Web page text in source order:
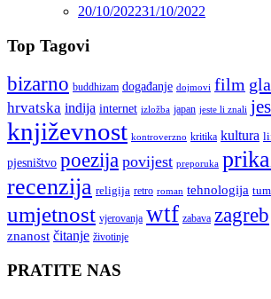
20/10/202231/10/2022
Top Tagovi
bizarno buddhizam događanje dojmovi film
hrvatska indija internet izložba japan jeste li znali
književnost kontroverzno kritika kultura
pjesništvo poezija povijest preporuka
recenzija religija retro roman tehnologija
umjetnost vjerovanja wtf zabava zagreb
znanost čitanje životinje
PRATITE NAS